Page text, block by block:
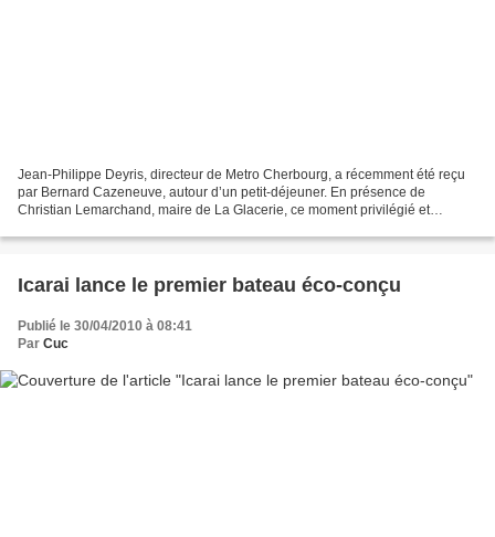
Jean-Philippe Deyris, directeur de Metro Cherbourg, a récemment été reçu
par Bernard Cazeneuve, autour d’un petit-déjeuner. En présence de
Christian Lemarchand, maire de La Glacerie, ce moment privilégié et
Icarai lance le premier bateau éco-conçu
Publié le 30/04/2010 à 08:41
Par Cuc